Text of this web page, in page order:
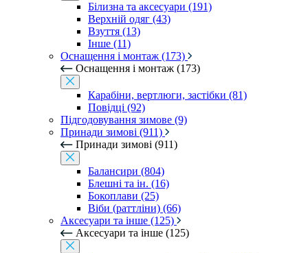
Білизна та аксесуари (191)
Верхній одяг (43)
Взуття (13)
Інше (11)
Оснащення і монтаж (173)
Оснащення і монтаж (173)
Карабіни, вертлюги, застібки (81)
Повідці (92)
Підгодовування зимове (9)
Принади зимові (911)
Принади зимові (911)
Балансири (804)
Блешні та ін. (16)
Бокоплави (25)
Віби (раттліни) (66)
Аксесуари та інше (125)
Аксесуари та інше (125)